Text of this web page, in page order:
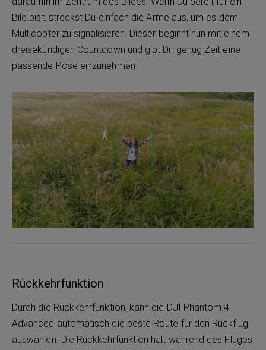
Bild bist, streckst Du einfach die Arme aus, um es dem
Multicopter zu signalisieren. Dieser beginnt nun mit einem
dreisekündigen Countdown und gibt Dir genug Zeit eine
passende Pose einzunehmen.
Rückkehrfunktion
Durch die Rückkehrfunktion, kann die DJI Phantom 4
Advanced automatisch die beste Route für den Rückflug
auswählen. Die Rückkehrfunktion hält während des Fluges